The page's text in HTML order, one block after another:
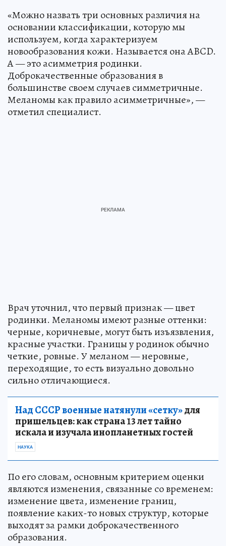
«Можно назвать три основных различия на
основании классификации, которую мы
используем, когда характеризуем
новообразования кожи. Называется она ABCD.
A — это асимметрия родинки.
Доброкачественные образования в
большинстве своем случаев симметричные.
Меланомы как правило асимметричные», —
отметил специалист.
Врач уточнил, что первый признак — цвет
родинки. Меланомы имеют разные оттенки:
черные, коричневые, могут быть изъязвления,
красные участки. Границы у родинок обычно
четкие, ровные. У меланом — неровные,
переходящие, то есть визуально довольно
сильно отличающиеся.
Над СССР военные натянули «сетку»для
пришельцев: как страна 13 лет тайно
искала и изучала инопланетных гостей
НАУКА
По его словам, основным критерием оценки
являются изменения, связанные со временем:
изменение цвета, изменение границ,
появление каких-то новых структур, которые
выходят за рамки доброкачественного
образования.